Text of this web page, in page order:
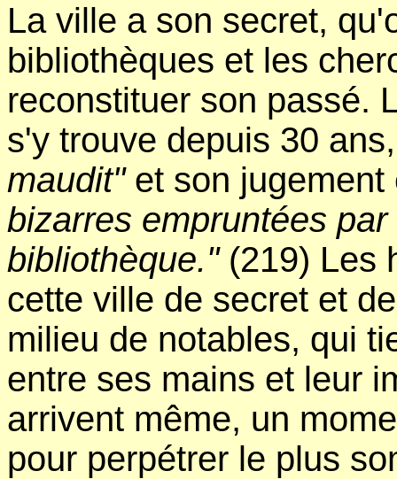
La ville a son secret,
bibliothèques et les
reconstituer son passé.
s'y trouve depuis 30
maudit"et son jugement
bizarres empruntées
bibliothèque."(219) Les
cette ville de secret et
milieu de notables, qui
entre ses mains et leur
arrivent même, un
pour perpétrer le plus